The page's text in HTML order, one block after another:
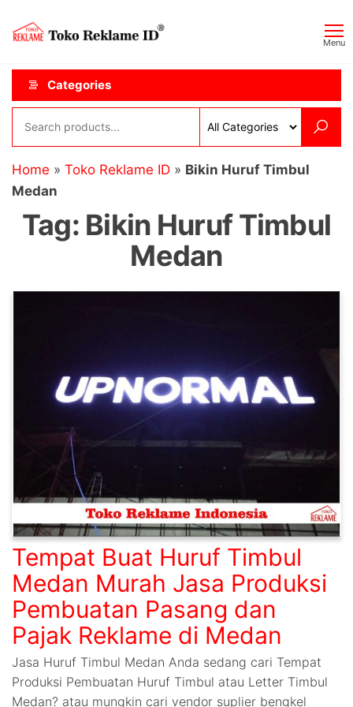
content
ID
Menu
Categories
Home » Toko Reklame ID » Bikin Huruf Timbul
Medan
Tag: Bikin Huruf Timbul
Medan
Tempat Buat Huruf Timbul
Medan Murah Jasa Produksi
Pembuatan Pasang dan
Pajak Reklame di Medan
Jasa Huruf Timbul Medan Anda sedang cari Tempat
Produksi Pembuatan Huruf Timbul atau Letter Timbul
Medan? atau mungkin cari vendor suplier bengkel